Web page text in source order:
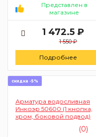
Представлен в
магазине
1 472.5 ₽
1 550 ₽
Подробнее
скидка -5%
Арматура водосливная
Инкоэр 50600 (1 кнопка,
хром, боковой подвод)
(0)